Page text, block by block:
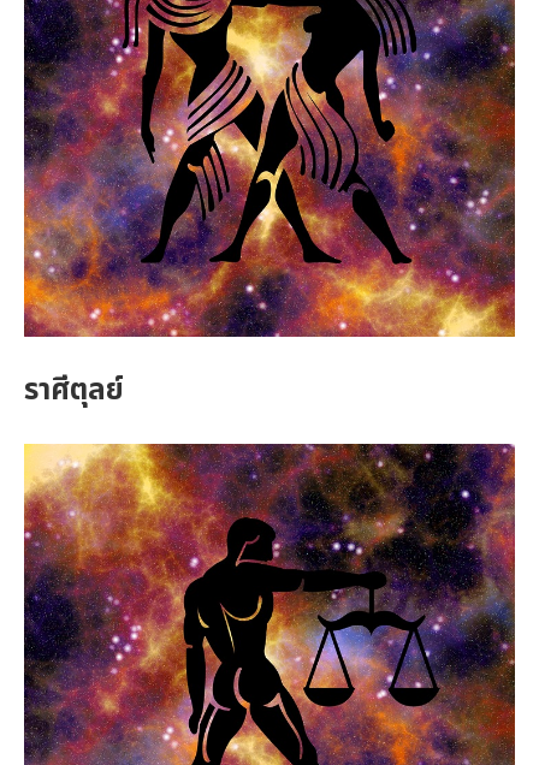
ราศีตุลย์